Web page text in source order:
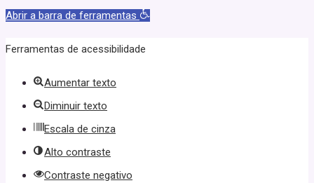
Abrir a barra de ferramentas
Ferramentas de acessibilidade
Aumentar texto
Diminuir texto
Escala de cinza
Alto contraste
Contraste negativo